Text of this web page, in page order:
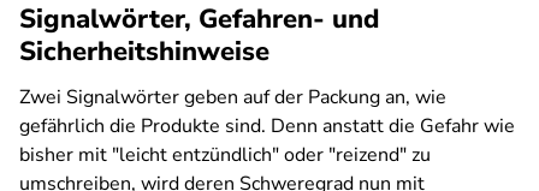
Signalwörter, Gefahren- und
Sicherheitshinweise
Zwei Signalwörter geben auf der Packung an, wie
gefährlich die Produkte sind. Denn anstatt die Gefahr wie
bisher mit "leicht entzündlich" oder "reizend" zu
umschreiben, wird deren Schweregrad nun mit